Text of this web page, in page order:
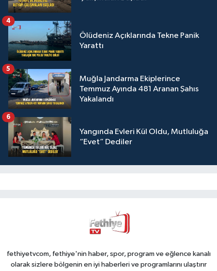
Ölüdeniz Açıklarında Tekne Panik
Yarattı
4
Muğla Jandarma Ekiplerince
Temmuz Ayında 481 Aranan Şahıs
Yakalandı
5
Yangında Evleri Kül Oldu, Mutluluğa
“Evet” Dediler
6
fethiyetvcom, fethiye'nin haber, spor, program ve eğlence kanalı
olarak sizlere bölgenin en iyi haberleri ve programlarını ulaştırır